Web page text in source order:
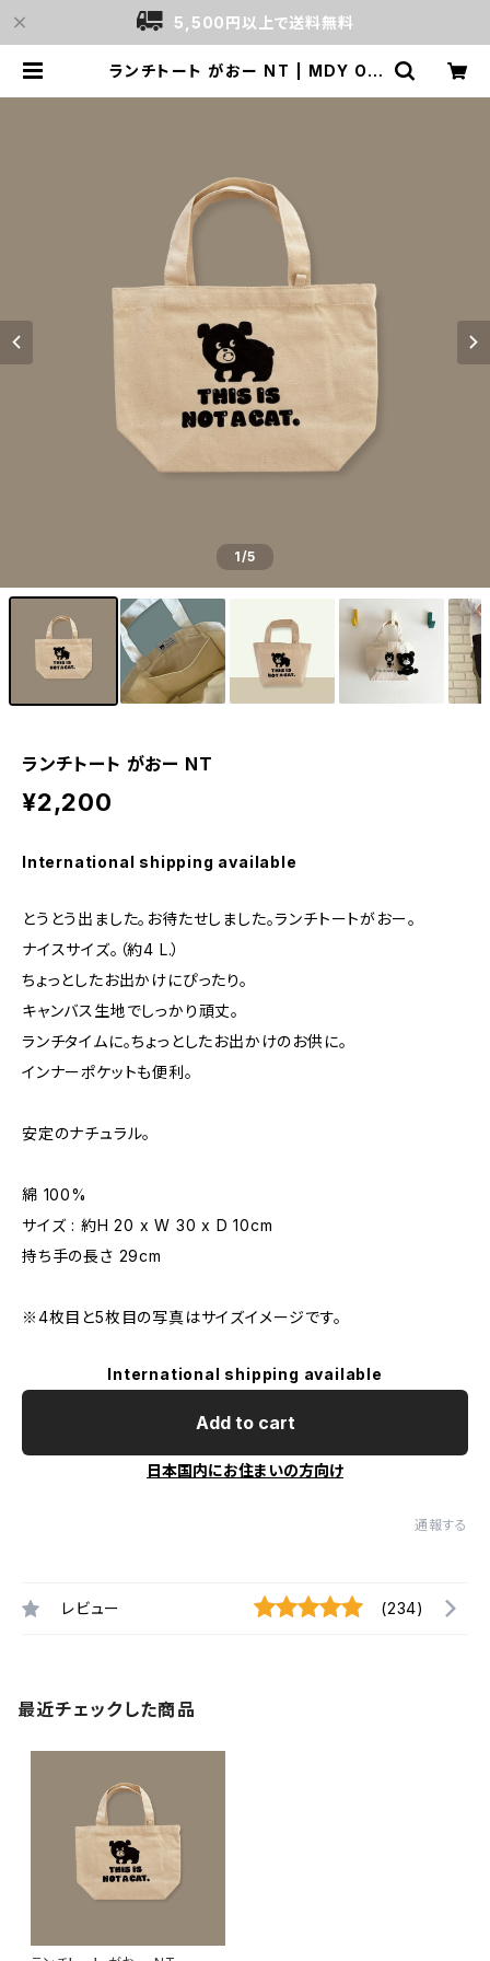
5,500円以上で送料無料
ランチトート がおー NT | MDY ON
1/5
ランチトート がおー NT
¥2,200
International shipping available
とうとう出ました。お待たせしました。ランチトートがおー。
ナイスサイズ。（約4 L.）
ちょっとしたお出かけにぴったり。
キャンバス生地でしっかり頑丈。
ランチタイムに。ちょっとしたお出かけのお供に。
インナーポケットも便利。
安定のナチュラル。
綿 100%
サイズ : 約H 20 x W 30 x D 10cm
持ち手の長さ 29cm
※4枚目と5枚目の写真はサイズイメージです。
International shipping available
Add to cart
日本国内にお住まいの方向け
通報する
レビュー (234)
最近チェックした商品